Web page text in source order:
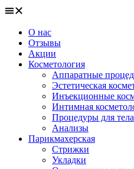
О нас
Отзывы
Акции
Косметология
Аппаратные
Эстетическая
Инъекционные
Интимная
Процедуры для тела
Анализы
Парикмахерская
Стрижки
Укладки